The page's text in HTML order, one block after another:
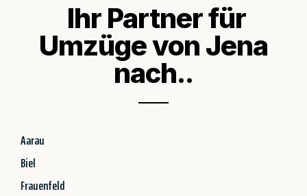
Ihr Partner für
Umzüge von Jena
nach..
Aarau
Biel
Frauenfeld